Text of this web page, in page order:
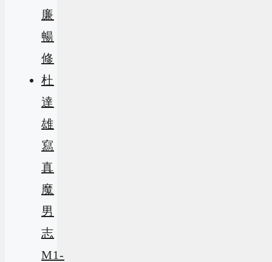
廉
暢
修
杜
達
雄
寫
真
魔
男
志
M1-